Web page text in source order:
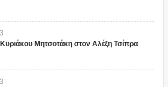
Μητσοτάκη στον Αλέξη Τσίπρα